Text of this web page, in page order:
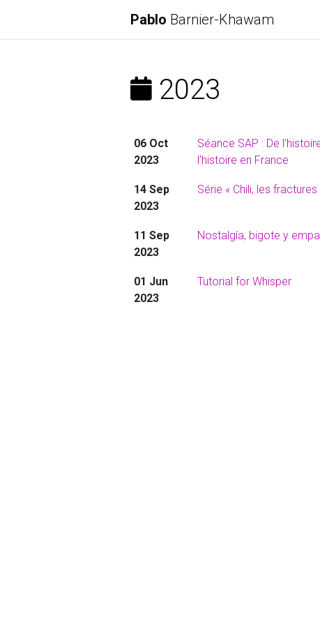
Pablo Barnier-Khawam
2023
06 Oct
2023
Séance SAP : De
l’histoire en France
14 Sep
2023
Série « Chili, les
11 Sep
2023
Nostalgía, bigote y
01 Jun
2023
Tutorial for Whisper